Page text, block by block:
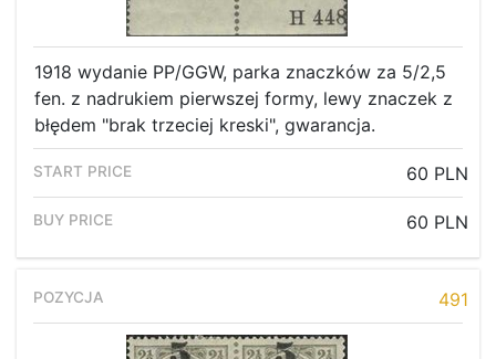
1918 wydanie PP/GGW, parka znaczków za 5/2,5
fen. z nadrukiem pierwszej formy, lewy znaczek z
błędem "brak trzeciej kreski", gwarancja.
60 PLN
60 PLN
491